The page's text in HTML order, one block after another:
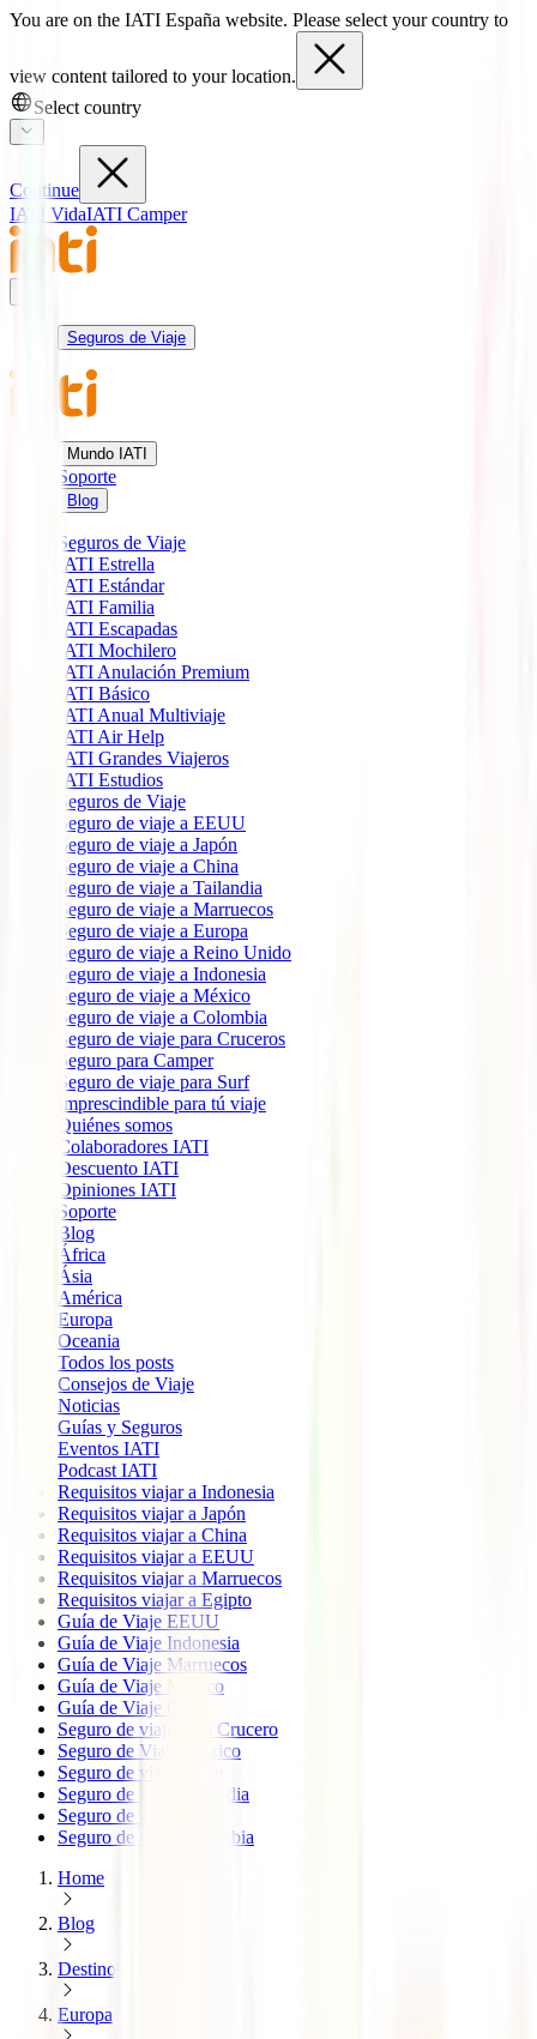
You are on the IATI España website. Please select your country to
view content tailored to your location.
Select country
Continue
IATI VidaIATI Camper
Seguros de Viaje
Mundo IATI
Soporte
Blog
Seguros de Viaje
IATI Estrella
IATI Estándar
IATI Familia
IATI Escapadas
IATI Mochilero
IATI Anulación Premium
IATI Básico
IATI Anual Multiviaje
IATI Air Help
IATI Grandes Viajeros
IATI Estudios
Seguros de Viaje
Seguro de viaje a EEUU
Seguro de viaje a Japón
Seguro de viaje a China
Seguro de viaje a Tailandia
Seguro de viaje a Marruecos
Seguro de viaje a Europa
Seguro de viaje a Reino Unido
Seguro de viaje a Indonesia
Seguro de viaje a México
Seguro de viaje a Colombia
Seguro de viaje para Cruceros
Seguro para Camper
Seguro de viaje para Surf
Imprescindible para tú viaje
Quiénes somos
Colaboradores IATI
Descuento IATI
Opiniones IATI
Soporte
Blog
África
Ásia
América
Europa
Oceania
Todos los posts
Consejos de Viaje
Noticias
Guías y Seguros
Eventos IATI
Podcast IATI
Requisitos viajar a Indonesia
Requisitos viajar a Japón
Requisitos viajar a China
Requisitos viajar a EEUU
Requisitos viajar a Marruecos
Requisitos viajar a Egipto
Guía de Viaje EEUU
Guía de Viaje Indonesia
Guía de Viaje Marruecos
Guía de Viaje México
Guía de Viaje Cuba
Seguro de viaje para Crucero
Seguro de Viaje México
Seguro de viaje Japón
Seguro de viaje Tailandia
Seguro de viaje China
Seguro de viaje Colombia
Home
Blog
Destinos
Europa